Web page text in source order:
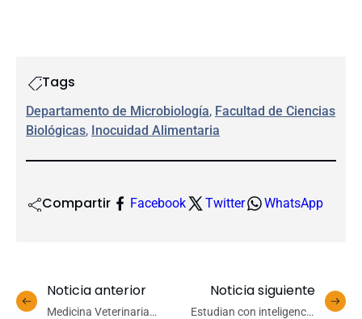
Tags
Departamento de Microbiología, Facultad de Ciencias
Biológicas, Inocuidad Alimentaria
Compartir Facebook Twitter WhatsApp
Noticia anterior
Medicina Veterinaria
Noticia siguiente
Estudian con inteligencia